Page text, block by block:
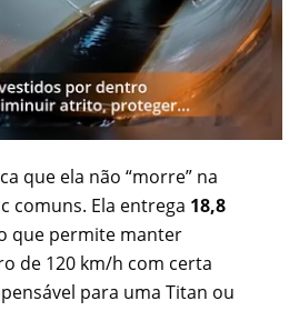
que ela não “morre” na
comuns. Ela entrega 18,8
que permite manter
de 120 km/h com certa
para uma Titan ou